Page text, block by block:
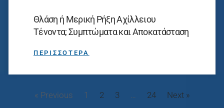
Θλάση ή Μερική Ρήξη Αχίλλειου
Τένοντα; Συμπτώματα και Αποκατάσταση
ΠΕΡΙΣΣΟΤΕΡΑ
« Previous 1 2 3 … 24 Next »